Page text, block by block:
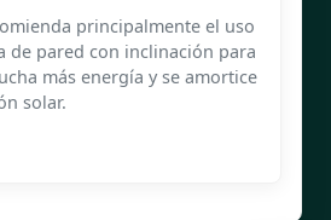
principalmente el uso
de pared con inclinación para
más energía y se amortice
solar.